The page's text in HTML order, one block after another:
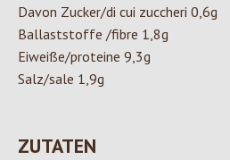
Davon Zucker/di cui zuccheri 0,6g
Ballaststoffe /fibre 1,8g
Eiweiße/proteine 9,3g
Salz/sale 1,9g
ZUTATEN